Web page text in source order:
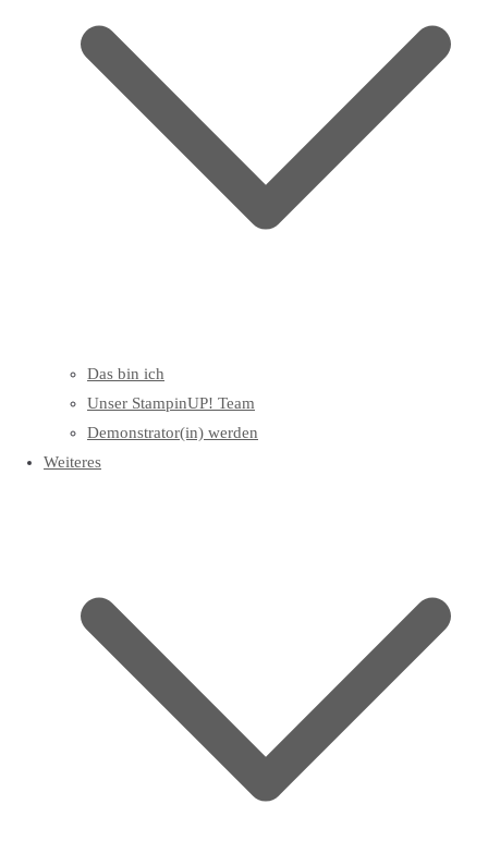
Das bin ich
Unser StampinUP! Team
Demonstrator(in) werden
Weiteres